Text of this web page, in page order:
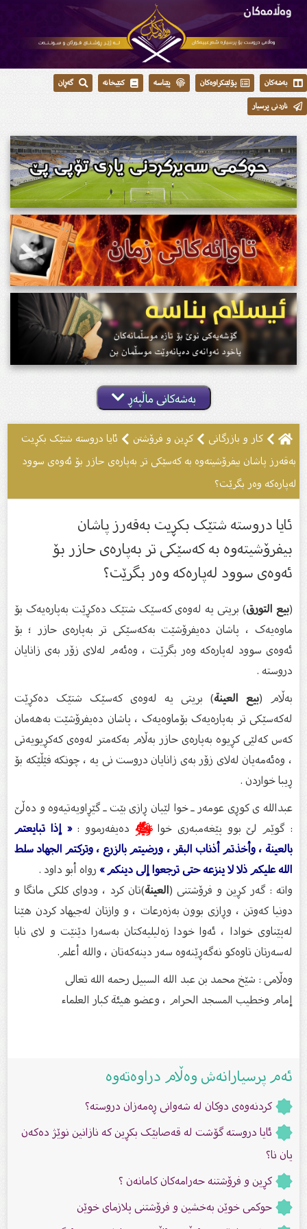
بەشەکان پۆلێنکراوەکان پێناسە کتێبخانە
گەڕان
ناردنی پرسیار
بەشەکانی ماڵپەڕ
کار و بازرگانی کڕین و فرۆشتن
ئايا دروستە شتێک بکڕیت
بەقەرز پاشان بیفرۆشیتەوە بە کەسێکى تر بەپارەی حازر بۆ ئەوەی سوود
لەپارەکە وەر بگرێت؟
ئايا دروستە شتێک بکڕیت بەقەرز پاشان
بیفرۆشیتەوە بە کەسێکى تر بەپارەی حازر بۆ
ئەوەی سوود لەپارەکە وەر بگرێت؟
بيع التورق) بریتی یە لەوەی کەسێک شتێک دەکڕێت بەپارەیەک بۆ
ماوەیەک ، پاشان دەیفرۆشێت بەکەسێکی تر بەپارەی حازر ؛ بۆ
ئەوەی سوود لەپارەکە وەر بگرێت ، وەئەم لەلای زۆر بەی زانایان
دروستە .
بەڵام ( بيع العينة) بریتی یە لەوەی کەسێک شتێک دەکڕێت
لەکەسێکی تر بەپارەیەک بۆماوەیەک ، پاشان دەیفرۆشێت بەهەمان
کەس کەلێی کڕیوە بەپارەی حازر بەڵام بەکەمتر لەوەی کەکڕیویەتی
، وەئەمەیان لەلای زۆر بەی زانایان دروست نی یە ، چونکە فێڵێکە بۆ
ڕیبا خواردن .
عبدالله ی کوڕی عومەر ـ خوا لێیان ڕازی بێت ـ گێڕاویەتیەوە و دەڵێ
: گوێم لێ بوو پێغەمبەری خواﷺدەیفەرموو : « إذا تبايعتم
بالعينة ، وأخذتم أذناب البقر ، ورضيتم بالزرع ، وتركتم الجهاد سلط
الله عليكم ذلا لا ينزعه حتى ترجعوا إلى دينكم »رواه أبو داود .
واتە : گەر کڕین و فرۆشتنی (العينة)تان کرد ، ودوای کلکی مانگا و
دونیا کەوتن ، وڕازی بوون بەزەرعات ، و وازتان لەجیهاد کردن هێنا
لەپێناوی خوادا ، ئەوا خودا زەلیلیەکتان بەسەرا دێنێت و لای نابا
لەسەرتان تاوەکو نەگەڕێنەوە سەر دینەکەتان ، والله أعلم.
وەڵامى : شێخ محمد بن عبد الله السبيل رحمه الله تعالى
إمام وخطيب المسجد الحرام ، وعضو هيئة كبار العلماء
ئەم پرسیارانەش وەڵام دراوەتەوە
کردنەوەى دوکان لە شەوانى ڕەمەزان دروستە؟
ئایا دروستە گۆشت لە قەصابێک بکڕین کە نازانین نوێژ دەکەن
یان نا؟
کڕین و فرۆشتنە حەرامەکان کامانەن ؟
حوکمى خوێن بەخشین و فرۆشتنى پلازماى خوێن